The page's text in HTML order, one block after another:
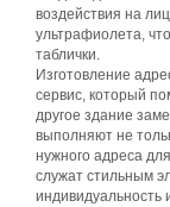
воздействия на
ультрафиолета,
таблички.
Изготовление
сервис, который
другое здание
выполняют не
нужного адреса
служат стильным
индивидуальность